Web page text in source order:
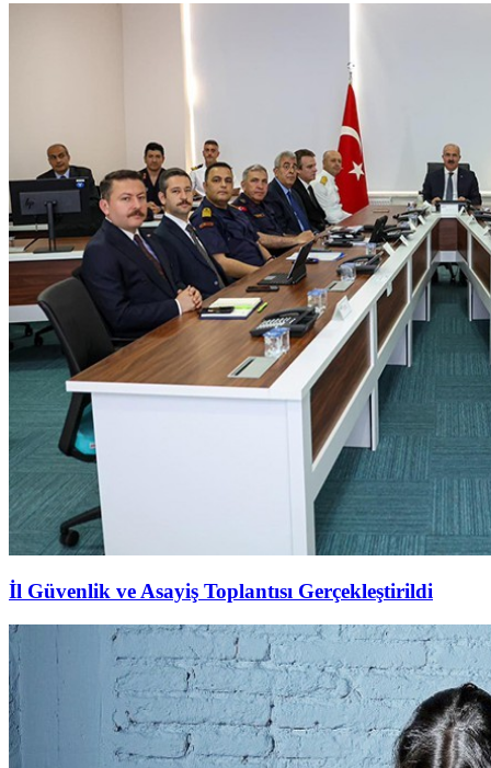
İl Güvenlik ve Asayiş Toplantısı Gerçekleştirildi